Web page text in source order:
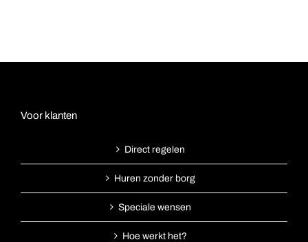
Voor klanten
Direct regelen
Huren zonder borg
Speciale wensen
Hoe werkt het?